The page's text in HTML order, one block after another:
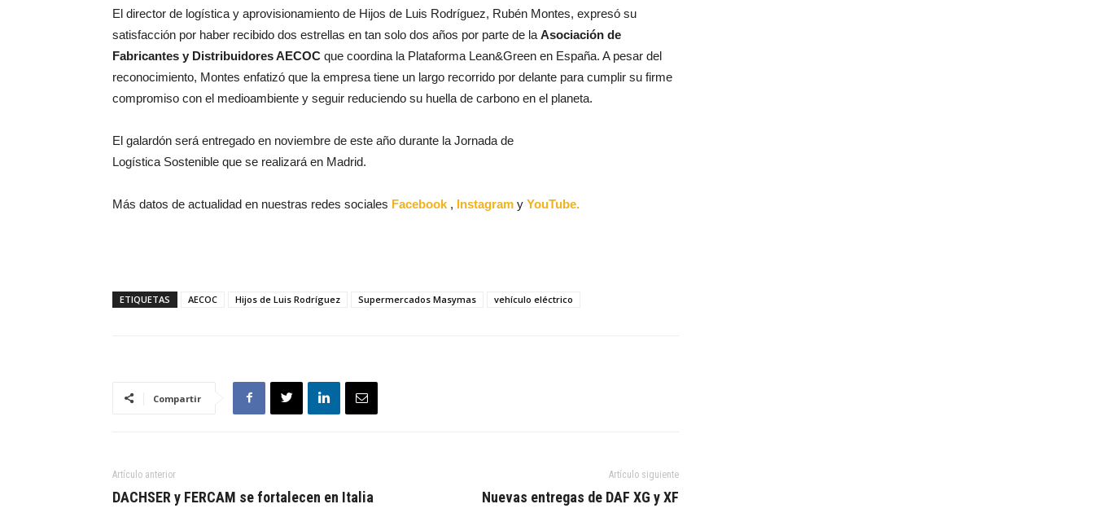
El director de logística y aprovisionamiento de Hijos de Luis Rodríguez, Rubén Montes, expresó su
satisfacción por haber recibido dos estrellas en tan solo dos años por parte de la Asociación de
Fabricantes y Distribuidores AECOC que coordina la Plataforma Lean&Green en España. A pesar del
reconocimiento, Montes enfatizó que la empresa tiene un largo recorrido por delante para cumplir su firme
compromiso con el medioambiente y seguir reduciendo su huella de carbono en el planeta.
El galardón será entregado en noviembre de este año durante la Jornada de
Logística Sostenible que se realizará en Madrid.
Más datos de actualidad en nuestras redes sociales Facebook , Instagram y YouTube.
ETIQUETAS AECOC Hijos de Luis Rodríguez Supermercados Masymas vehículo eléctrico
Compartir
Artículo anterior
DACHSER y FERCAM se fortalecen en Italia
Artículo siguiente
Nuevas entregas de DAF XG y XF